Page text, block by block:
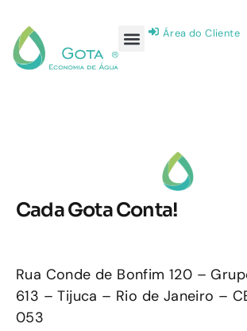
Área do Cliente
Cada Gota Conta!
Rua Conde de Bonfim 120 –
613 – Tijuca – Rio de Janeiro –
053